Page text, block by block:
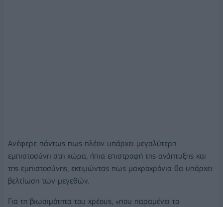
Ανέφερε πάντως πως πλέον υπάρχει μεγαλύτερη
εμπιστοσύνη στη χώρα, ήπια επιστροφή της ανάπτυξης και
της εμπιστοσύνης, εκτιμώντας πως μακροχρόνια θα υπάρχει
βελτίωση των μεγεθών.
Για τη βιωσιμότητα του χρέους, «που παραμένει το